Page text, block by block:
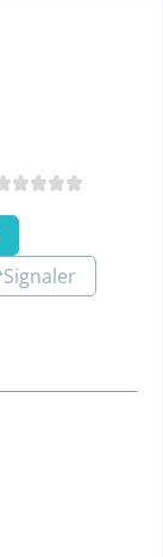
Signaler